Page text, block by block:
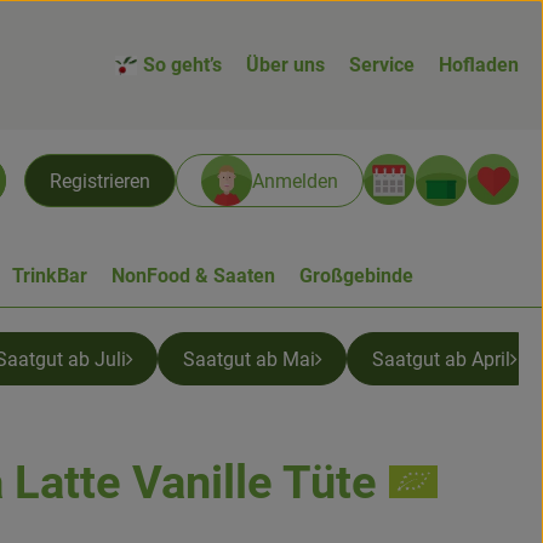
So geht’s Über uns Service Hofladen
Registrieren Anmelden
TrinkBar NonFood & Saaten Großgebinde
ab Juli Saatgut ab Mai Saatgut ab April
Latte Vanille Tüte